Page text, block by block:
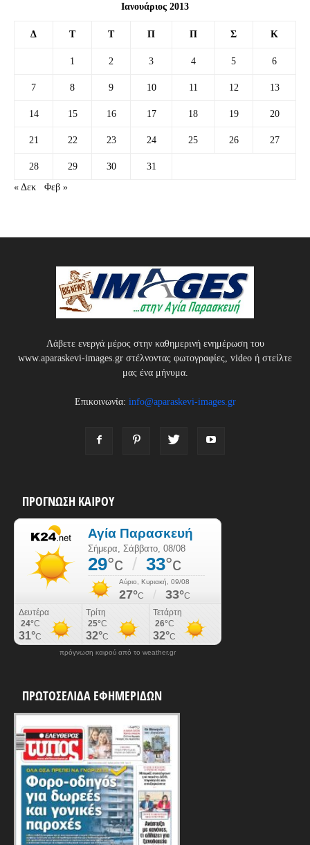
Ιανουάριος 2013
Δ Τ Τ Π Π Σ Κ
1 2 3 4 5 6
7 8 9 10 11 12 13
14 15 16 17 18 19 20
21 22 23 24 25 26 27
28 29 30
31
« Δεκ
Φεβ »
Λάβετε ενεργά μέρος στην καθημερινή ενημέρωση του
www.aparaskevi-images.gr στέλνοντας φωτογραφίες, video ή στείλτε
μας ένα μήνυμα.
Επικοινωνία: info@aparaskevi-images.gr
ΠΡΟΓΝΩΣΗ ΚΑΙΡΟΥ
πρόγνωση καιρού από το weather.gr
ΠΡΩΤΟΣΕΛΙΔΑ ΕΦΗΜΕΡΙΔΩΝ